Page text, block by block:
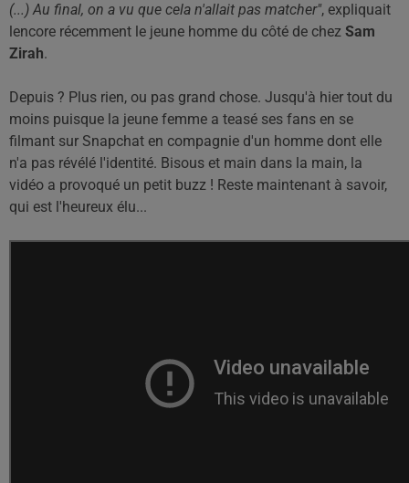
(...) Au final, on a vu que cela n'allait pas matcher", expliquait
lencore récemment le jeune homme du côté de chez Sam
Zirah.
Depuis ? Plus rien, ou pas grand chose. Jusqu'à hier tout du
moins puisque la jeune femme a teasé ses fans en se
filmant sur Snapchat en compagnie d'un homme dont elle
n'a pas révélé l'identité. Bisous et main dans la main, la
vidéo a provoqué un petit buzz ! Reste maintenant à savoir,
qui est l'heureux élu...